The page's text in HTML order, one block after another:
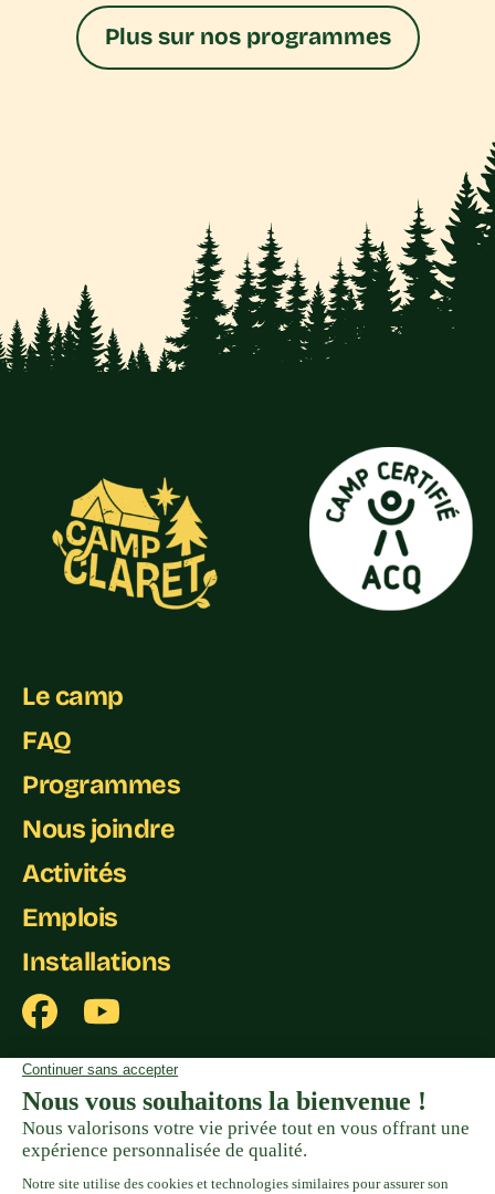
Plus sur nos programmes
Le camp
FAQ
Programmes
Nous joindre
Activités
Emplois
Installations
Politiques de tarification et de remboursement
Politique de confidentialité
Formulaire de plaintes